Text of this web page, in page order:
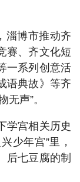
淄博市推动齐
赛、齐文化短
一系列创意活
语典故》等齐
声”。
学宫相关历史
少年宫”里，
后七豆腐的制